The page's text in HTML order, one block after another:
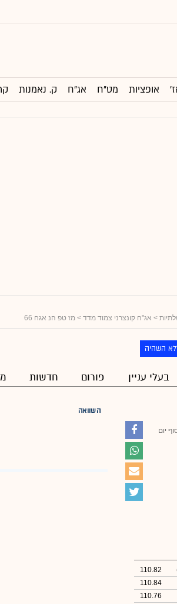
אופציות מט"ח אג"ח ק. נאמנות
> אג"ח קונצרני צמוד מדד > מז טפ הנ אגח 66
השהיה
בעלי עניין פורום חדשות
יום
השוואה
110.82
110.84
110.76